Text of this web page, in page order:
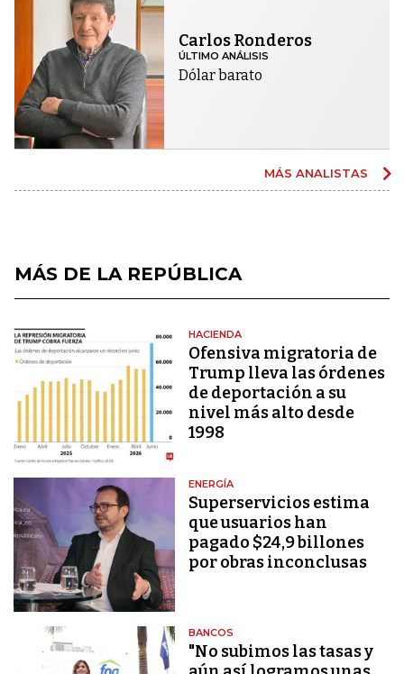
Carlos Ronderos
ÚLTIMO ANÁLISIS
Dólar barato
MÁS ANALISTAS
MÁS DE LA REPÚBLICA
HACIENDA
Ofensiva migratoria de
Trump lleva las órdenes
de deportación a su
nivel más alto desde
1998
ENERGÍA
Superservicios estima
que usuarios han
pagado $24,9 billones
por obras inconclusas
BANCOS
"No subimos las tasas y